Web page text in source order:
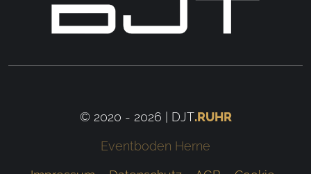
© 2020 - 2026 | DJT.RUHR